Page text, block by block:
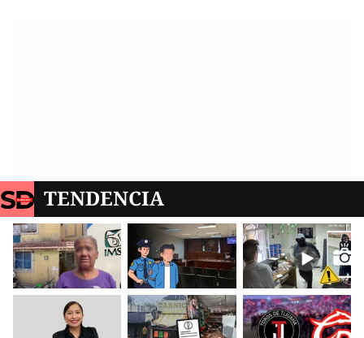
TENDENCIA